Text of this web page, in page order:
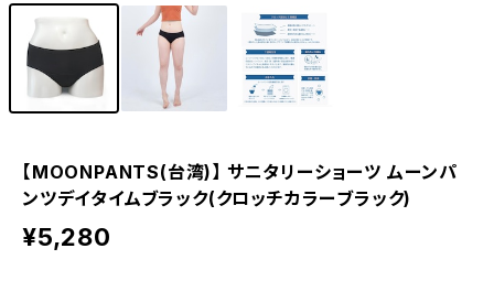
【MOONPANTS(台湾)】 サニタリーショーツ ムーンパ
ンツデイタイムブラック(クロッチカラーブラック)
¥5,280